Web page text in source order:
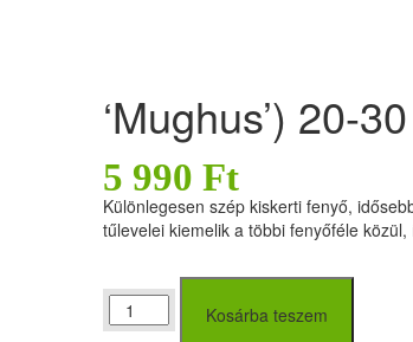
‘Mughus’) 20-
5 990 Ft
Különlegesen szép kiskerti fenyő,
tűlevelei kiemelik a többi fenyőféle
Havasi
Törpefenyő
Kosárba teszem